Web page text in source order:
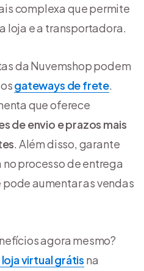
complexa que permite
loja e a transportadora.
da Nuvemshop podem
gateways de frete.
que oferece
de envio e prazos mais
. Além disso, garante
processo de entrega
aumentar as vendas
agora mesmo?
loja virtual grátis na